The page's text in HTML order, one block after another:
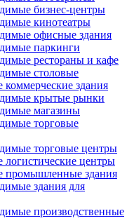
бизнес-центры
кинотеатры
офисные здания
паркинги
рестораны и кафе
столовые
здания
крытые рынки
магазины
торговые
торговые центры
центры
промышленные здания
здания для
производственные